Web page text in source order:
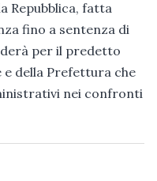
Repubblica, fatta
fino a sentenza di
per il predetto
della Prefettura che
nei confronti